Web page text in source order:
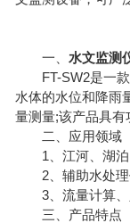
一、 水文监测
FT-SW2是一款
水体的水位和降雨
量测量;该产品具
二、应用领域
1、江河、湖泊
2、辅助水处理
3、流量计算、
三、产品特点